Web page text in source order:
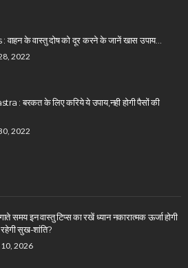
वाहन के वास्तु दोष को दूर करने के जानें खास उपाय…
2022
: बरकत के लिए करिये ये उपाय,नही होगी पैसों की
2022
समय इन वास्तु टिप्स का रखें ध्यान नकारात्मक ऊर्जा होगी
सुख-शांति?
10, 2026